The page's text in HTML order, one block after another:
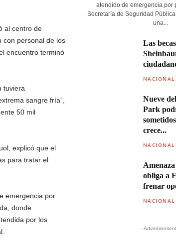
al centro de
con personal de los
encuentro terminó
tuviera
sangre fría”,
50 mil
explicó que el
para tratar el
emergencia por
donde
por los
atendido de emergencia por
Secretaría de Seguridad
una...
Las
NACIONAL
Nueve
Park
crece...
NACIONAL
obliga a
frenar
NACIONAL
-